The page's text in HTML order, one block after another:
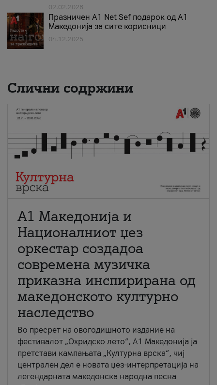
02.02.2026
Празничен A1 Net Sеf подарок од А1
Македонија за сите корисници
04.12.2025
Слични содржини
А1 Македонија и
Националниот џез
оркестар создадоа
современа музичка
приказна инспирирана од
македонското културно
наследство
Во пресрет на овогодишното издание на
фестивалот „Охридско лето“, А1 Македонија ја
претстави кампањата „Културна врска“, чиј
централен дел е новата џез-интерпретација на
легендарната македонска народна песна